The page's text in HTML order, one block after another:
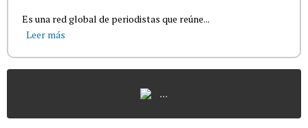
Es una red global de periodistas que reúne...
Leer más
...